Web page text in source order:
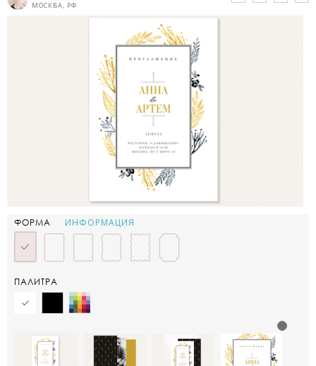
МОСКВА, РФ
ФОРМА ИНФОРМАЦИЯ
ПАЛИТРА